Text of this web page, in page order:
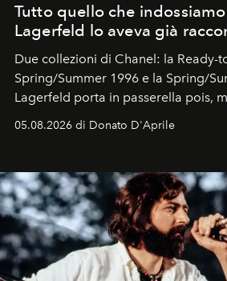
Tutto quello che
Lagerfeld lo aveva già
Due collezioni di Chanel: la Ready-
Spring/Summer 1996 e la Spring/
Lagerfeld porta in passerella pois,
Kate, Claudia e Carla una dietro
uno dei documenti più
05.08.2026 di Donato D'Aprile